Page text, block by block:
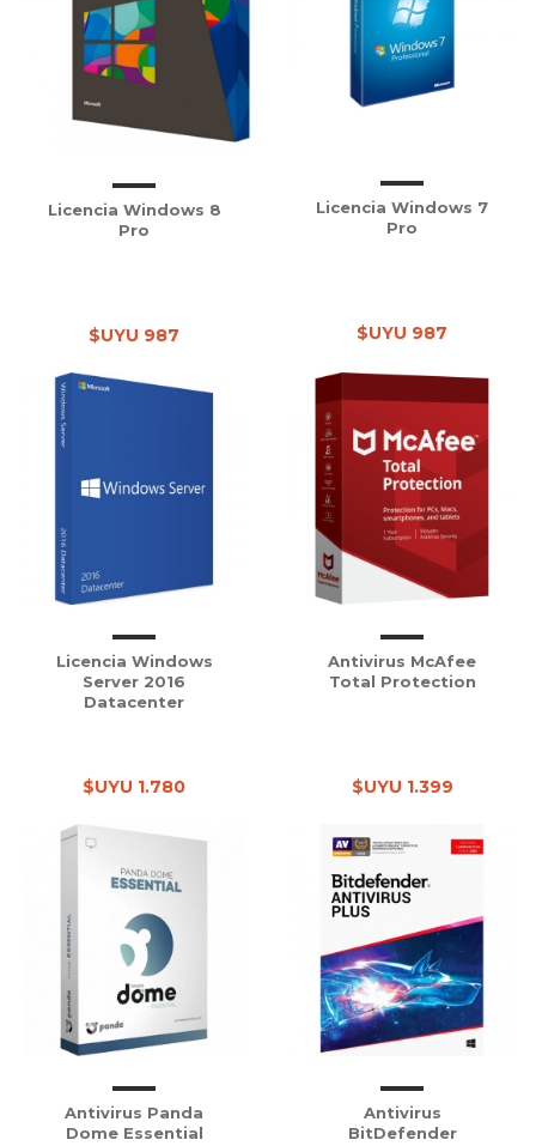
Licencia Windows 8
Pro
$UYU 987
Licencia Windows 7
Pro
$UYU 987
Licencia Windows
Server 2016
Datacenter
$UYU 1.780
Antivirus McAfee
Total Protection
$UYU 1.399
Antivirus Panda
Dome Essential
Antivirus
BitDefender